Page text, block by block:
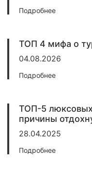
Подробнее
ТОП 4 мифа о
04.08.2026
Подробнее
ТОП-5
причины
28.04.2025
Подробнее